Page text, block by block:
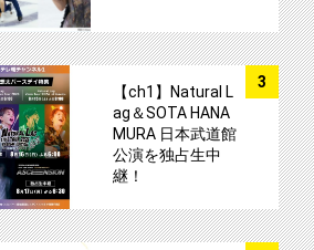
3
【ch1】Natural L
ag＆SOTA HANA
MURA 日本武道館
公演を独占生中
継！